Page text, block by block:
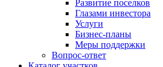
Развитие поселков
Глазами инвестора
Услуги
Бизнес-планы
Меры поддержки
Вопрос-ответ